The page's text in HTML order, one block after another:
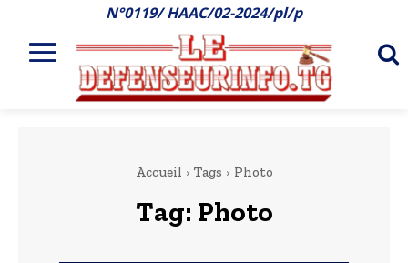
N°0119/ HAAC/02-2024/pl/p
Accueil Tags Photo
Tag: Photo